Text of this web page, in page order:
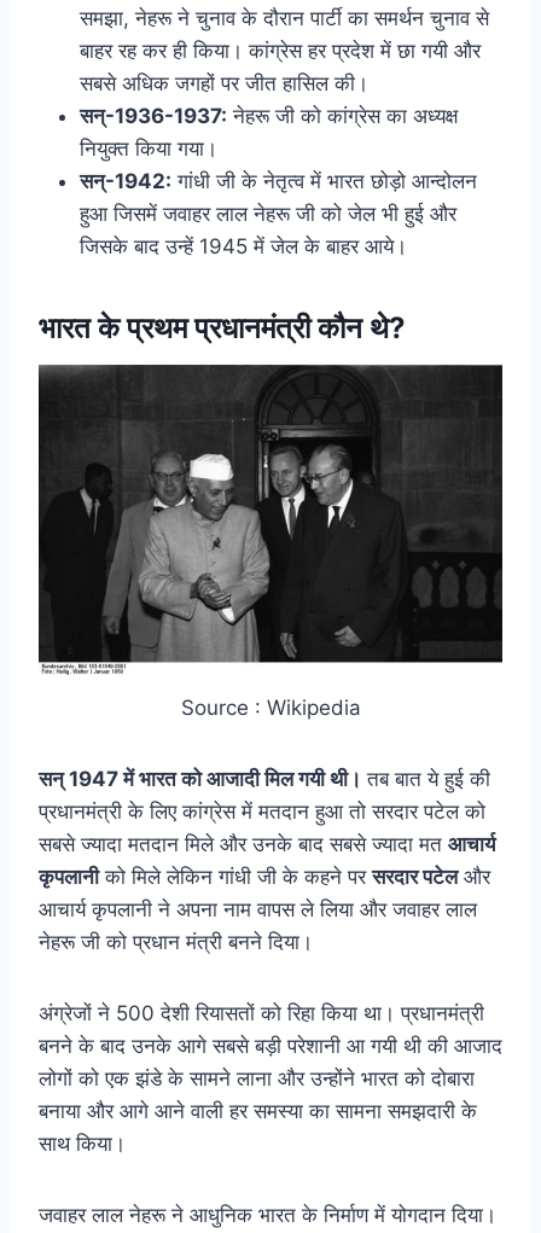
समझा, नेहरू ने चुनाव के दौरान पार्टी का समर्थन चुनाव से
बाहर रह कर ही किया। कांग्रेस हर प्रदेश में छा गयी और
सबसे अधिक जगहों पर जीत हासिल की।
सन्-1936-1937: नेहरू जी को कांग्रेस का अध्यक्ष
नियुक्त किया गया।
सन्-1942: गांधी जी के नेतृत्व में भारत छोड़ो आन्दोलन
हुआ जिसमें जवाहर लाल नेहरू जी को जेल भी हुई और
जिसके बाद उन्हें 1945 में जेल के बाहर आये।
भारत के प्रथम प्रधानमंत्री कौन थे?
Source : Wikipedia
सन् 1947 में भारत को आजादी मिल गयी थी। तब बात ये हुई की
प्रधानमंत्री के लिए कांग्रेस में मतदान हुआ तो सरदार पटेल को
सबसे ज्यादा मतदान मिले और उनके बाद सबसे ज्यादा मत आचार्य
कृपलानीको मिले लेकिन गांधी जी के कहने परसरदार पटेलऔर
आचार्य कृपलानी ने अपना नाम वापस ले लिया और जवाहर लाल
नेहरू जी को प्रधान मंत्री बनने दिया।
अंग्रेजों ने 500 देशी रियासतों को रिहा किया था। प्रधानमंत्री
बनने के बाद उनके आगे सबसे बड़ी परेशानी आ गयी थी की आजाद
लोगों को एक झंडे के सामने लाना और उन्होंने भारत को दोबारा
बनाया और आगे आने वाली हर समस्या का सामना समझदारी के
साथ किया।
जवाहर लाल नेहरू ने आधुनिक भारत के निर्माण में योगदान दिया।